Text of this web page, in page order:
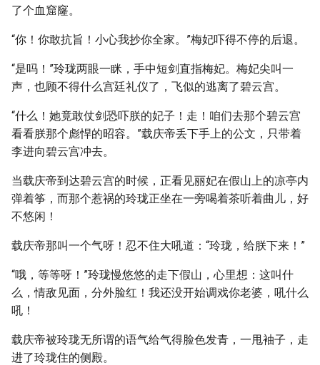
了个血窟窿。
“你！你敢抗旨！小心我抄你全家。”梅妃吓得不停的后退。
“是吗！”玲珑两眼一眯，手中短剑直指梅妃。梅妃尖叫一
声，也顾不得什么宫廷礼仪了，飞似的逃离了碧云宫。
“什么！她竟敢仗剑恐吓朕的妃子！走！咱们去那个碧云宫
看看朕那个彪悍的昭容。”载庆帝丢下手上的公文，只带着
李进向碧云宫冲去。
当载庆帝到达碧云宫的时候，正看见丽妃在假山上的凉亭内
弹着筝，而那个惹祸的玲珑正坐在一旁喝着茶听着曲儿，好
不悠闲！
载庆帝那叫一个气呀！忍不住大吼道：“玲珑，给朕下来！”
“哦，等等呀！”玲珑慢悠悠的走下假山，心里想：这叫什
么，情敌见面，分外脸红！我还没开始调戏你老婆，吼什么
吼！
载庆帝被玲珑无所谓的语气给气得脸色发青，一甩袖子，走
进了玲珑住的侧殿。